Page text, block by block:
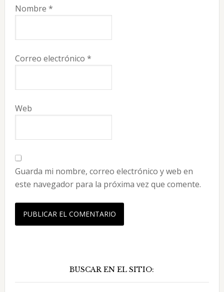
Nombre *
Correo electrónico *
Web
Guarda mi nombre, correo electrónico y web en
este navegador para la próxima vez que comente.
BUSCAR EN EL SITIO: